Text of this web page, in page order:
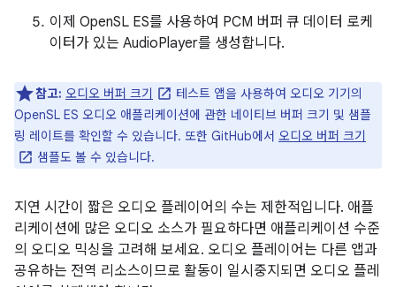
이제 OpenSL ES를 사용하여 PCM 버퍼 큐 데이터 로케
이터가 있는 AudioPlayer를 생성합니다.
참고: 오디오 버퍼 크기
테스트 앱을 사용하여 오디오 기기의
OpenSL ES 오디오 애플리케이션에 관한 네이티브 버퍼 크기 및 샘플
링 레이트를 확인할 수 있습니다. 또한 GitHub에서 오디오 버퍼 크기
샘플도 볼 수 있습니다.
지연 시간이 짧은 오디오 플레이어의 수는 제한적입니다. 애플
리케이션에 많은 오디오 소스가 필요하다면 애플리케이션 수준
의 오디오 믹싱을 고려해 보세요. 오디오 플레이어는 다른 앱과
공유하는 전역 리소스이므로 활동이 일시중지되면 오디오 플레